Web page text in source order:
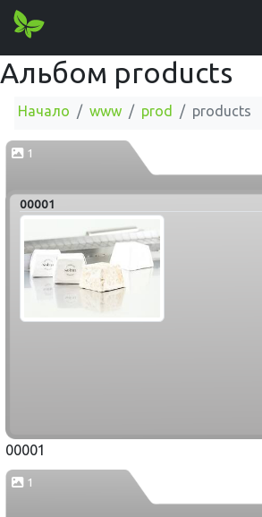
Альбом products
Начало www prod products
1
00001
00001
1